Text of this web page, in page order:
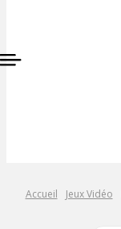
Accueil Jeux Vidéo